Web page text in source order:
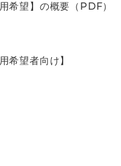
希望】の概要（PDF）
希望者向け】